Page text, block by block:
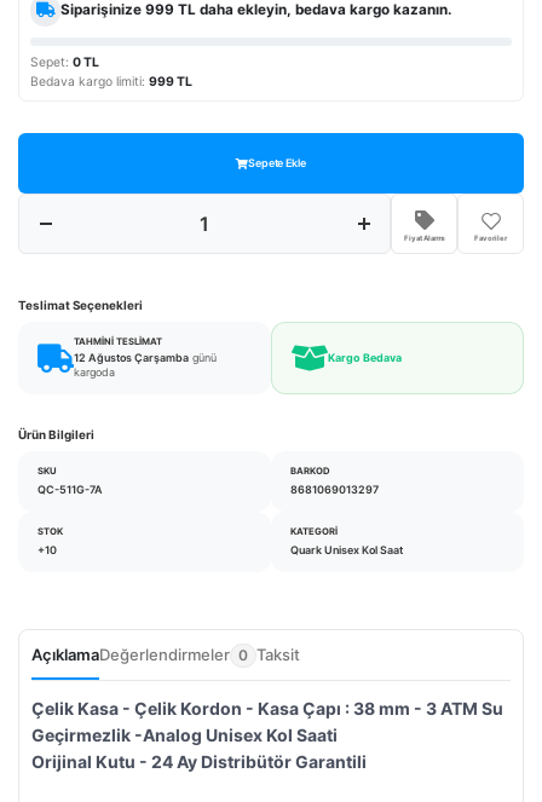
Siparişinize999 TL daha ekleyin, bedava kargo kazanın.
Sepet: 0 TL
Bedava kargo limiti: 999 TL
Sepete Ekle
Fiyat Alarmı Favoriler
Teslimat Seçenekleri
TAHMINI TESLIMAT
12 Ağustos Çarşamba günü
kargoda
Kargo Bedava
Ürün Bilgileri
SKU
QC-511G-7A
BARKOD
8681069013297
STOK
+10
KATEGORI
Quark Unisex Kol Saat
AçıklamaDeğerlendirmeler 0 Taksit
Çelik Kasa - Çelik Kordon - Kasa Çapı : 38 mm - 3 ATM Su
Geçirmezlik -Analog Unisex Kol Saati
Orijinal Kutu - 24 Ay Distribütör Garantili